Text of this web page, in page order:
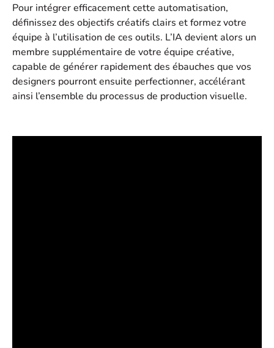
Pour intégrer efficacement cette automatisation,
définissez des objectifs créatifs clairs et formez votre
équipe à l’utilisation de ces outils. L’IA devient alors un
membre supplémentaire de votre équipe créative,
capable de générer rapidement des ébauches que vos
designers pourront ensuite perfectionner, accélérant
ainsi l’ensemble du processus de production visuelle.